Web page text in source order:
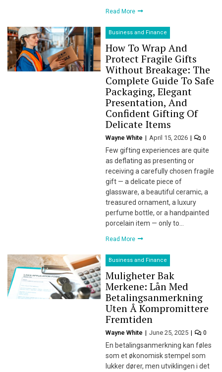
Read More
Business and Finance
How To Wrap And
Protect Fragile Gifts
Without Breakage: The
Complete Guide To Safe
Packaging, Elegant
Presentation, And
Confident Gifting Of
Delicate Items
Wayne White April 15, 2026 0
Few gifting experiences are quite
as deflating as presenting or
receiving a carefully chosen fragile
gift — a delicate piece of
glassware, a beautiful ceramic, a
treasured ornament, a luxury
perfume bottle, or a handpainted
porcelain item — only to…
Read More
Business and Finance
Muligheter Bak
Merkene: Lån Med
Betalingsanmerkning
Uten Å Kompromittere
Fremtiden
Wayne White June 25, 2025 0
En betalingsanmerkning kan føles
som et økonomisk stempel som
lukker dører, men utviklingen i det